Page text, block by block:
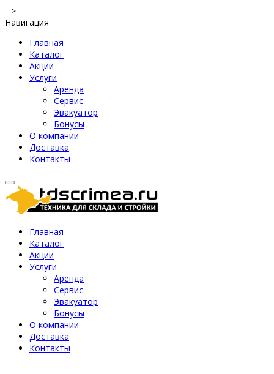
-->
Навигация
Главная
Каталог
Акции
Услуги
Аренда
Сервис
Эвакуатор
Бонусы
О компании
Доставка
Контакты
Главная
Каталог
Акции
Услуги
Аренда
Сервис
Эвакуатор
Бонусы
О компании
Доставка
Контакты